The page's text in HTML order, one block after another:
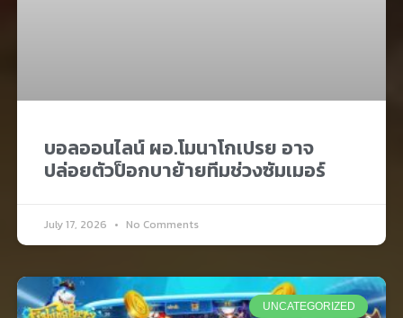
บอลออนไลน์ ผอ.โมนาโกเปรย อาจ
ปล่อยตัวป็อกบาย้ายทีมช่วงซัมเมอร์
July 17, 2026 No Comments
UNCATEGORIZED